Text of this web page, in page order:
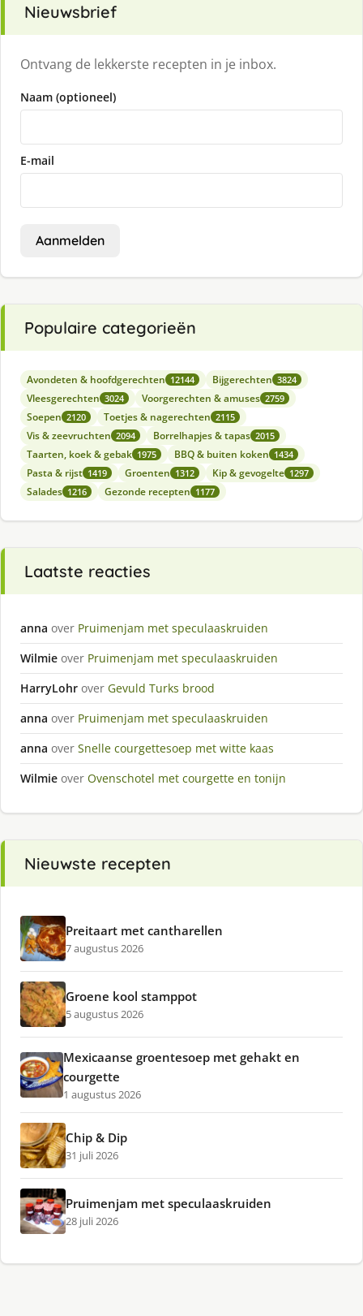
Nieuwsbrief
Ontvang de lekkerste recepten in je inbox.
Naam (optioneel)
E-mail
Aanmelden
Populaire categorieën
Avondeten & hoofdgerechten 12144 Bijgerechten 3824
Vleesgerechten 3024 Voorgerechten & amuses 2759
Soepen 2120 Toetjes & nagerechten 2115
Vis & zeevruchten 2094 Borrelhapjes & tapas 2015
Taarten, koek & gebak 1975 BBQ & buiten koken 1434
Pasta & rijst 1419 Groenten 1312 Kip & gevogelte 1297
Salades 1216 Gezonde recepten 1177
Laatste reacties
anna over Pruimenjam met speculaaskruiden
Wilmie over Pruimenjam met speculaaskruiden
HarryLohr over Gevuld Turks brood
anna over Pruimenjam met speculaaskruiden
anna over Snelle courgettesoep met witte kaas
Wilmie over Ovenschotel met courgette en tonijn
Nieuwste recepten
Preitaart met cantharellen
7 augustus 2026
Groene kool stamppot
5 augustus 2026
Mexicaanse groentesoep met gehakt en
courgette
1 augustus 2026
Chip & Dip
31 juli 2026
Pruimenjam met speculaaskruiden
28 juli 2026